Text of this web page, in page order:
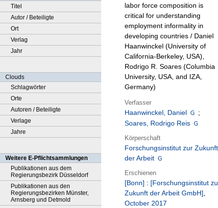
Titel
Autor / Beteiligte
Ort
Verlag
Jahr
Clouds
Schlagwörter
Orte
Autoren / Beteiligte
Verlage
Jahre
Weitere E-Pflichtsammlungen
Publikationen aus dem
Regierungsbezirk Düsseldorf
Publikationen aus den
Regierungsbezirken Münster,
Arnsberg und Detmold
labor force composition is
critical for understanding
employment informality in
developing countries / Daniel
Haanwinckel (University of
California-Berkeley, USA),
Rodrigo R. Soares (Columbia
University, USA, and IZA,
Germany)
Verfasser
Haanwinckel, Daniel
;
Soares, Rodrigo Reis
Körperschaft
Forschungsinstitut zur Zukunft
der Arbeit
Erschienen
[Bonn] : [Forschungsinstitut
Zukunft der Arbeit GmbH],
October 2017